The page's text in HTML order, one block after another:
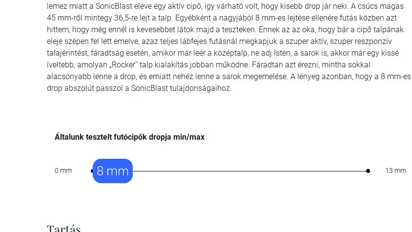
lemez miatt a SonicBlast eleve egy aktív cipő, így várható volt, hogy kisebb drop jár neki. A csúcs magas
45 mm-ről mintegy 36,5-re lejt a talp. Egyébként a nagyjából 8 mm-es lejtése ellenére futás közben azt
hittem, hogy még ennél is kevesebbet látok majd a teszteken. Ennek az az oka, hogy bár a cipő talpának
eleje szépen fel lett emelve, azaz teljes lábfejes futásnál megkapjuk a szuper aktív, szuper reszponzív
talajérintést, fáradtság esetén, amikor már leér a középtalp, ne adj Isten, a sarok is, akkor már egy kissé
íveltebb, amolyan „Rocker” talp kialakítás jobban működne. Fáradtan azt érezni, mintha sokkal
alacsonyabb lenne a drop, és emiatt nehéz lenne a sarok megemelése. A lényeg azonban, hogy a 8 mm-es
drop abszolút passzol a SonicBlast tulajdonságaihoz.
Általunk tesztelt futócipők dropja min/max
0 mm 8 mm 13 mm